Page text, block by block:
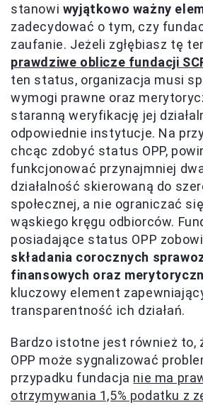
stanowi wyjątkowo ważny
zadecydować o tym, czy
zaufanie. Jeżeli zgłębiasz tę
prawdziwe oblicze fundacji
ten status, organizacja musi
wymogi prawne oraz
staranną weryfikację jej
odpowiednie instytucje. Na
chcąc zdobyć status OPP,
funkcjonować przynajmniej
działalność skierowaną do
społecznej, a nie ograniczać
wąskiego kręgu odbiorców.
posiadające status OPP
składania corocznych
finansowych oraz
kluczowy element
transparentność ich działań.
Bardzo istotne jest również to,
OPP może sygnalizować
przypadku fundacja nie ma
otrzymywania 1,5% podatku z